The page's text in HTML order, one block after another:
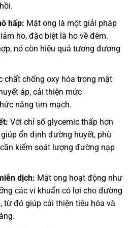
hấp: Mật ong là một giải pháp
ho, đặc biệt là ho về đêm.
nó còn hiệu quả tương đương
chất chống oxy hóa trong mật
áp, cải thiện mức
năng tim mạch.
Với chỉ số glycemic thấp hơn
ổn định đường huyết, phù
kiểm soát lượng đường nạp
dịch: Mật ong hoạt động như
các vi khuẩn có lợi cho đường
từ đó giúp cải thiện tiêu hóa và